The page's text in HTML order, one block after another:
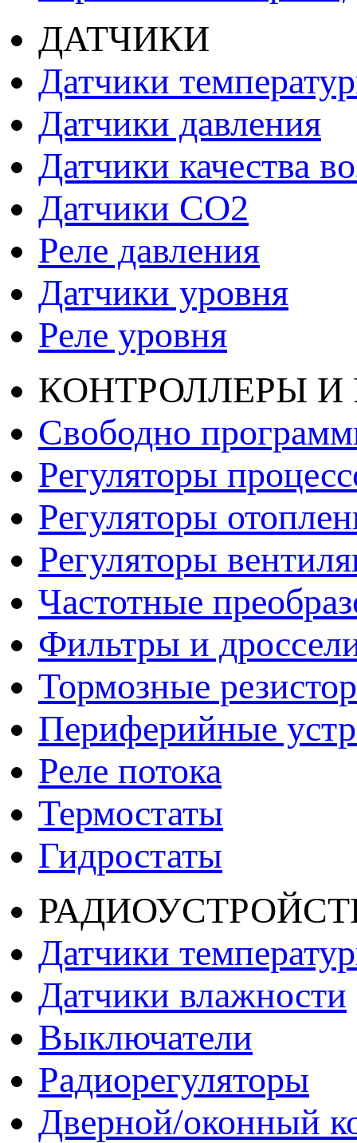
ДАТЧИКИ
Датчики
Датчики давления
Датчики качества
Датчики СО2
Реле давления
Датчики уровня
Реле уровня
КОНТРОЛЛЕРЫ И
Свободно
Регуляторы
Регуляторы
Регуляторы
Частотные
Фильтры и
Тормозные
Периферийные
Реле потока
Термостаты
Гидростаты
Датчики
Датчики влажности
Выключатели
Радиорегуляторы
Дверной/оконный